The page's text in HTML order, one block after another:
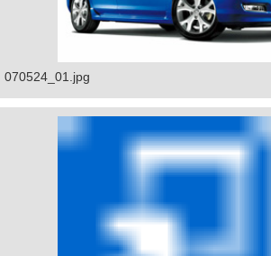
070524_01.jpg